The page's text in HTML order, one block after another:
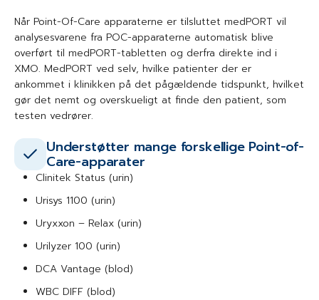
Når Point-Of-Care apparaterne er tilsluttet medPORT vil
analysesvarene fra POC-apparaterne automatisk blive
overført til medPORT-tabletten og derfra direkte ind i
XMO. MedPORT ved selv, hvilke patienter der er
ankommet i klinikken på det pågældende tidspunkt, hvilket
gør det nemt og overskueligt at finde den patient, som
testen vedrører.
Understøtter mange forskellige Point-of-
Care-apparater
Clinitek Status (urin)
Urisys 1100 (urin)
Uryxxon – Relax (urin)
Urilyzer 100 (urin)
DCA Vantage (blod)
WBC DIFF (blod)